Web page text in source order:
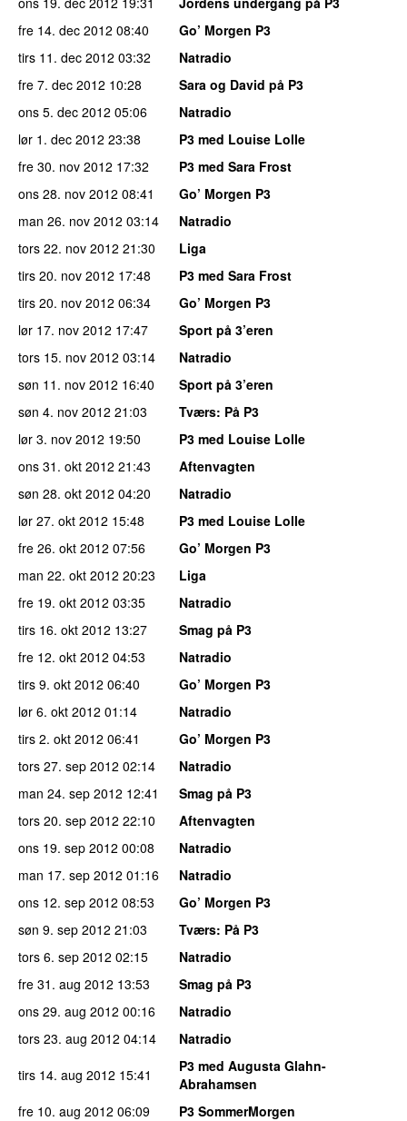
fre 14. dec 2012 08:40
Go’ Morgen P3
tirs 11. dec 2012 03:32
Natradio
fre 7. dec 2012 10:28
Sara og David på P3
ons 5. dec 2012 05:06
Natradio
lør 1. dec 2012 23:38
P3 med Louise Lolle
fre 30. nov 2012 17:32
P3 med Sara Frost
ons 28. nov 2012 08:41
Go’ Morgen P3
man 26. nov 2012 03:14
Natradio
tors 22. nov 2012 21:30
Liga
tirs 20. nov 2012 17:48
P3 med Sara Frost
tirs 20. nov 2012 06:34
Go’ Morgen P3
lør 17. nov 2012 17:47
Sport på 3’eren
tors 15. nov 2012 03:14
Natradio
søn 11. nov 2012 16:40
Sport på 3’eren
søn 4. nov 2012 21:03 Tværs: På P3
lør 3. nov 2012 19:50
P3 med Louise Lolle
ons 31. okt 2012 21:43
Aftenvagten
søn 28. okt 2012 04:20
Natradio
lør 27. okt 2012 15:48
P3 med Louise Lolle
fre 26. okt 2012 07:56
Go’ Morgen P3
man 22. okt 2012 20:23
Liga
fre 19. okt 2012 03:35
Natradio
tirs 16. okt 2012 13:27
Smag på P3
fre 12. okt 2012 04:53
Natradio
tirs 9. okt 2012 06:40
Go’ Morgen P3
lør 6. okt 2012 01:14
Natradio
tirs 2. okt 2012 06:41
Go’ Morgen P3
tors 27. sep 2012 02:14
Natradio
man 24. sep 2012 12:41
Smag på P3
tors 20. sep 2012 22:10
Aftenvagten
ons 19. sep 2012 00:08
Natradio
man 17. sep 2012 01:16
Natradio
ons 12. sep 2012 08:53
Go’ Morgen P3
søn 9. sep 2012 21:03 Tværs: På P3
tors 6. sep 2012 02:15
Natradio
fre 31. aug 2012 13:53
Smag på P3
ons 29. aug 2012 00:16
Natradio
tors 23. aug 2012 04:14
Natradio
tirs 14. aug 2012 15:41
P3 med Augusta Glahn-
Abrahamsen
fre 10. aug 2012 06:09
P3 SommerMorgen